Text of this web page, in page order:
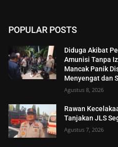
POPULAR POSTS
Diduga Akibat
Amunisi Tanpa
Mancak Panik
Menyengat dan
Agustus 8, 2026
Rawan
Tanjakan JLS
Agustus 7, 2026